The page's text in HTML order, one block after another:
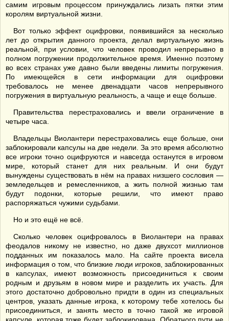
самим игровым процессом принуждались лизать пятки этим
королям виртуальной жизни.
Вот только эффект оцифровки, появившийся за несколько
лет до открытия данного проекта, делал виртуальную жизнь
реальной, при условии, что человек проводил непрерывно в
полном погружении продолжительное время. Именно поэтому
во всех странах уже давно были введены лимиты погружения.
По имеющейся в сети информации для оцифровки
требовалось не менее двенадцати часов непрерывного
погружения в виртуальную реальность, а чаще и еще больше.
Правительства перестраховались и ввели ограничение в
четыре часа.
Владельцы Виолантери перестраховались еще больше, они
заблокировали капсулы на две недели. За это время абсолютно
все игроки точно оцифруются и навсегда останутся в игровом
мире, который станет для них реальным. И они будут
вынуждены существовать в нём на правах низшего сословия —
земледельцев и ремесленников, а жить полной жизнью там
будут подонки, которые решили, что имеют право
распоряжаться чужими судьбами.
Но и это ещё не всё.
Сколько человек оцифровалось в Виолантери на правах
феодалов никому не известно, но даже двухсот миллионов
подданных им показалось мало. На сайте проекта висела
информация о том, что близкие люди игроков, заблокированных
в капсулах, имеют возможность присоединиться к своим
родным и друзьям в новом мире и разделить их участь. Для
этого достаточно добровольно придти в один из специальных
центров, указать данные игрока, к которому тебе хотелось бы
присоединиться, и занять место в точно такой же игровой